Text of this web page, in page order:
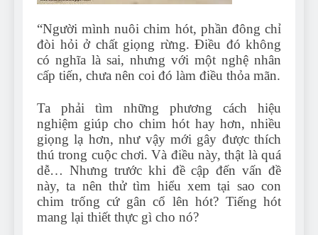
And How to Train Them!
7 Năm Ago
How Often Do I Need to
Groom My Bulldog
“Người mình nuôi chim hót, phần đông chỉ
đòi hỏi ở chất giọng rừng. Điều đó không
có nghĩa là sai, nhưng với một nghệ nhân
cấp tiến, chưa nên coi đó làm điều thỏa mãn.
Ta phải tìm những phương cách hiệu
nghiệm giúp cho chim hót hay hơn, nhiều
giọng lạ hơn, như vậy mới gây được thích
thú trong cuộc chơi. Và điều này, thật là quá
dễ… Nhưng trước khi đề cập đến vấn đề
này, ta nên thử tìm hiểu xem tại sao con
chim trống cứ gân cổ lên hót? Tiếng hót
mang lại thiết thực gì cho nó?